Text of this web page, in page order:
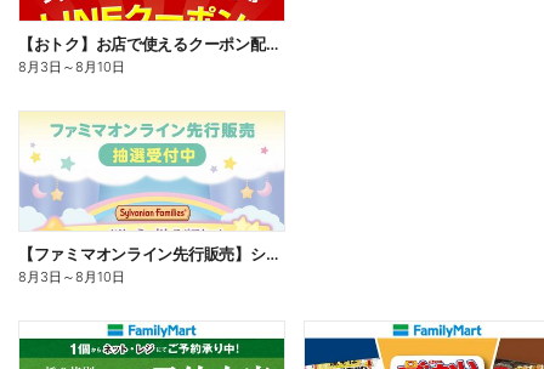
【おトク】お店で使えるクーポン配信中
8月3日 ～8月10日
【ファミマオンライン先行販売】シルバニアファミリー
8月3日 ～8月10日